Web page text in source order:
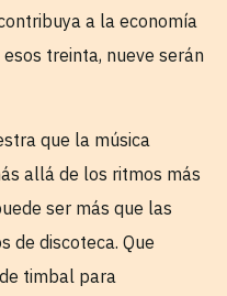
a la economía
treinta, nueve serán
que la música
allá de los ritmos más
ser más que las
de discoteca. Que
timbal para